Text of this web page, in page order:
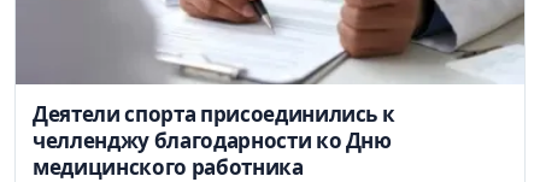
Деятели спорта присоединились к
челленджу благодарности ко Дню
медицинского работника